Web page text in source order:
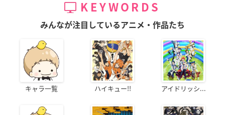
KEYWORDS
みんなが注目しているアニメ・作品たち
キャラ一覧 ハイキュー!! アイドリッシ...